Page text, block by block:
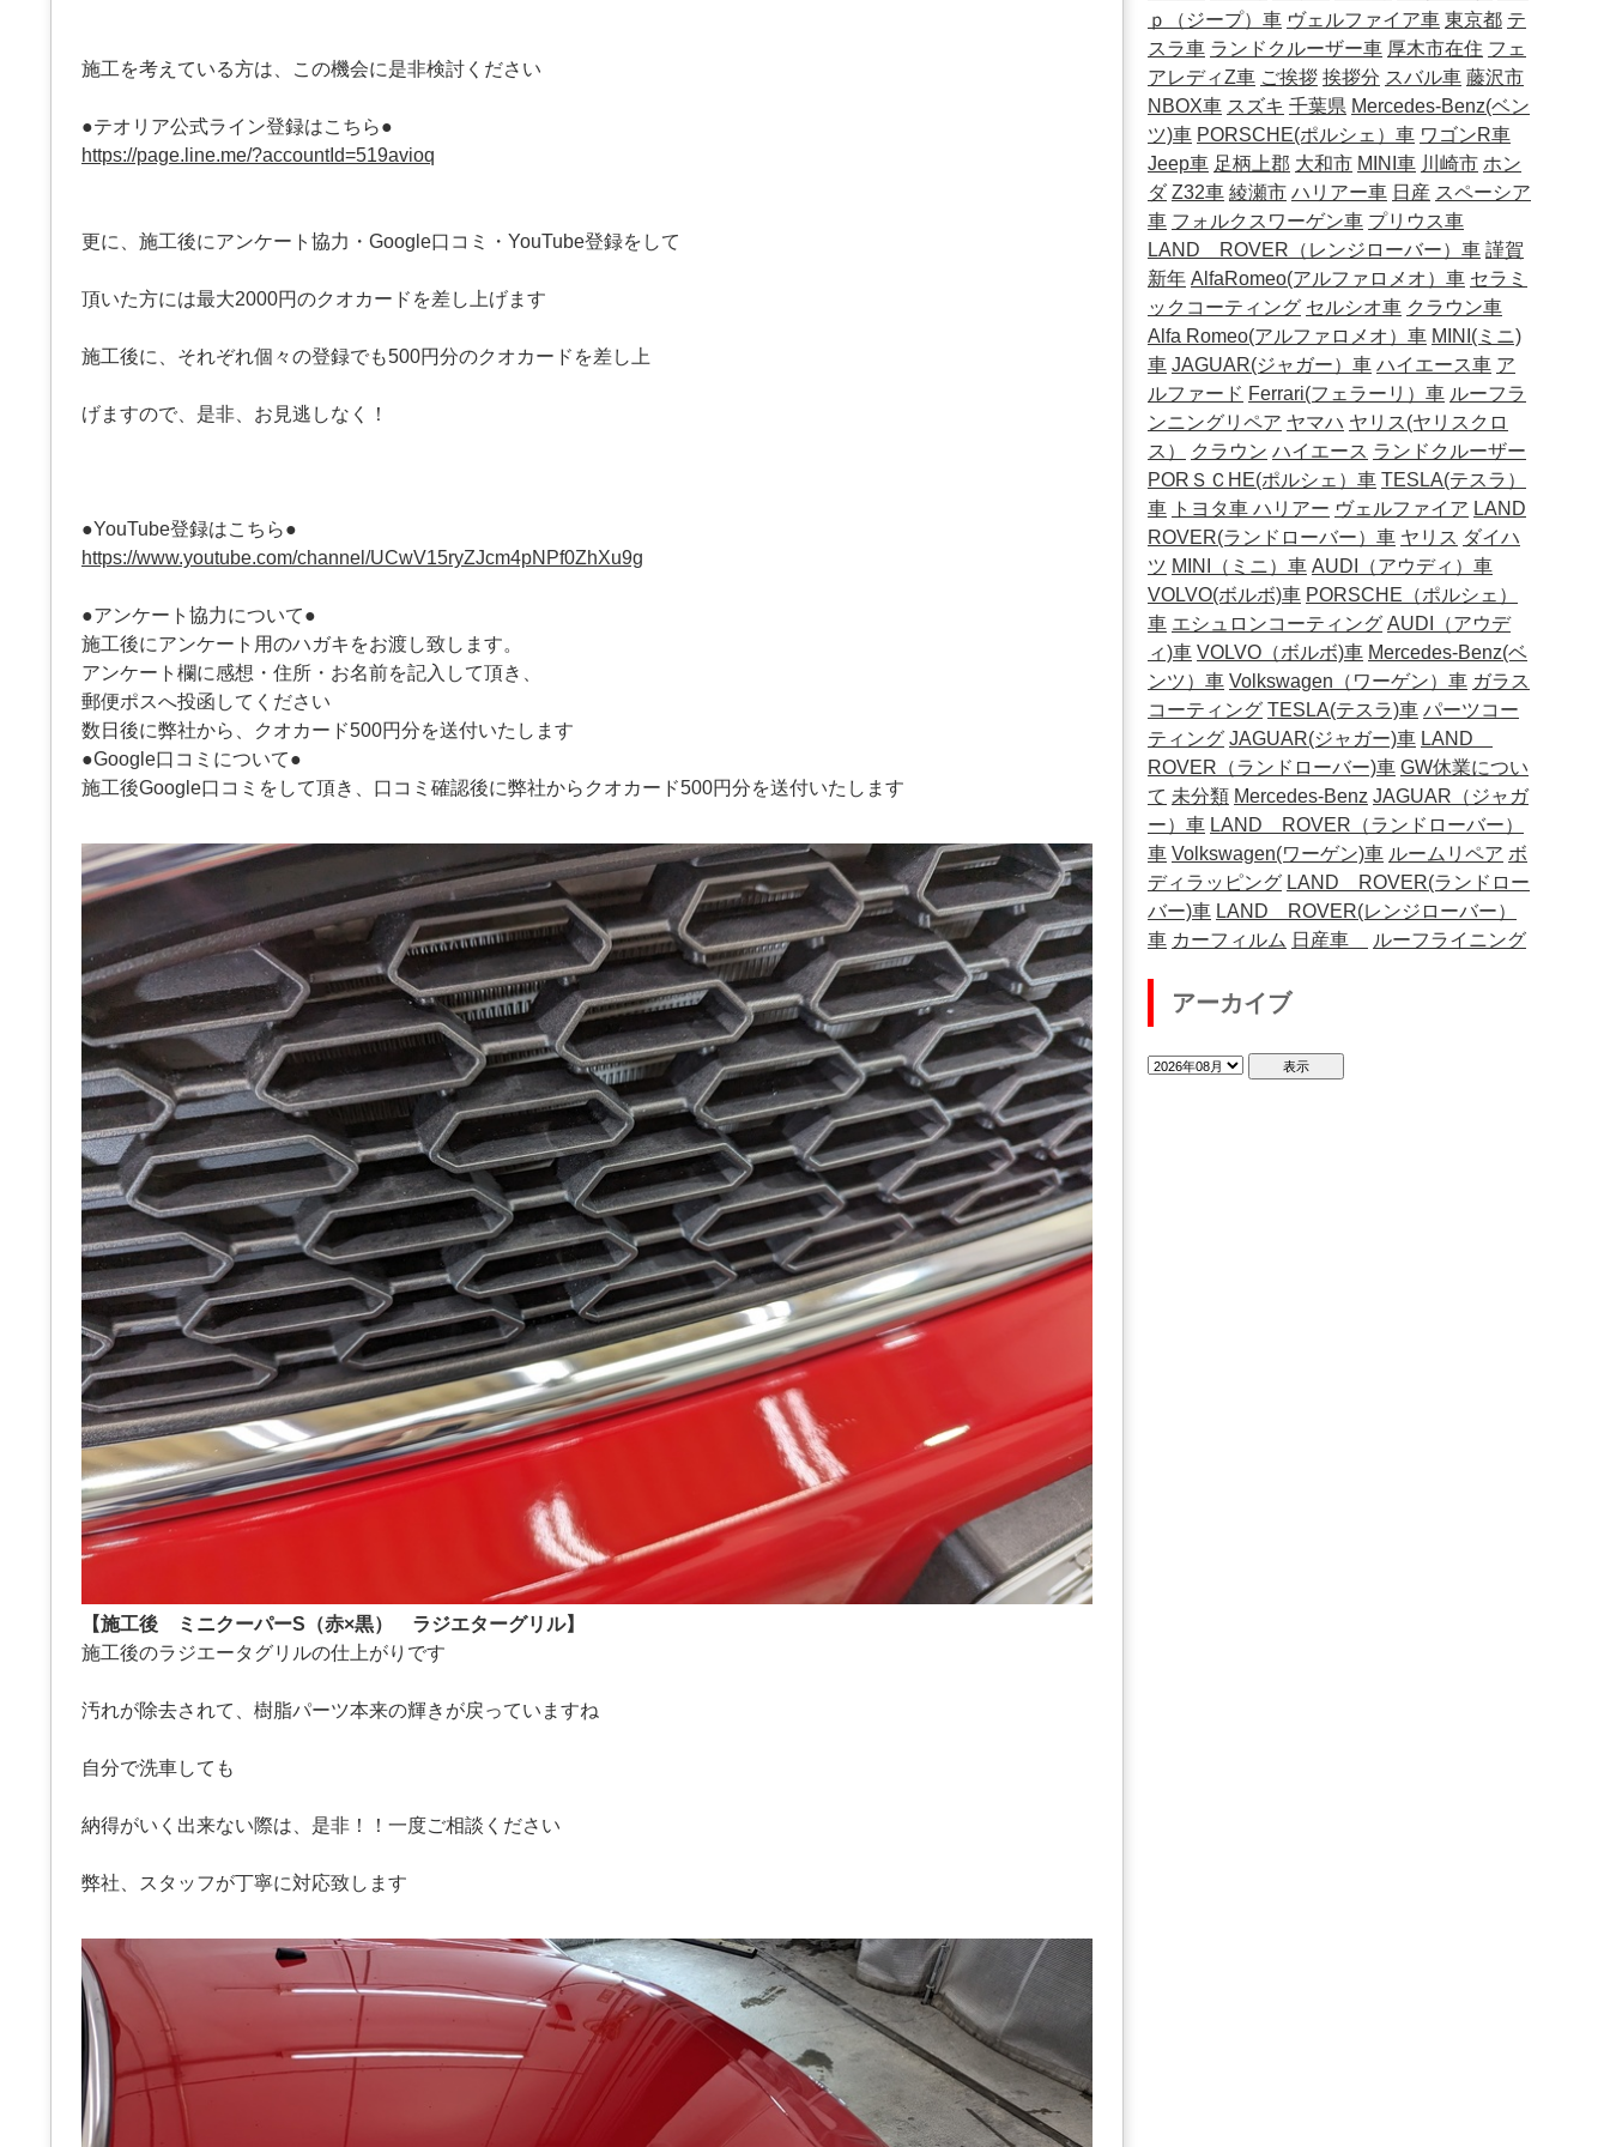
施工を考えている方は、この機会に是非検討ください
●テオリア公式ライン登録はこちら●
https://page.line.me/?accountId=519avioq
更に、施工後にアンケート協力・Google口コミ・YouTube登録をして
頂いた方には最大2000円のクオカードを差し上げます
施工後に、それぞれ個々の登録でも500円分のクオカードを差し上
げますので、是非、お見逃しなく！
●YouTube登録はこちら●
https://www.youtube.com/channel/UCwV15ryZJcm4pNPf0ZhXu9g
●アンケート協力について●
施工後にアンケート用のハガキをお渡し致します。
アンケート欄に感想・住所・お名前を記入して頂き、
郵便ポスへ投函してください
数日後に弊社から、クオカード500円分を送付いたします
●Google口コミについて●
施工後Google口コミをして頂き、口コミ確認後に弊社からクオカード500円分を送付いたします
【施工後 ミニクーパーS（赤×黒） ラジエターグリル】
施工後のラジエータグリルの仕上がりです
汚れが除去されて、樹脂パーツ本来の輝きが戻っていますね
自分で洗車しても
納得がいく出来ない際は、是非！！一度ご相談ください
弊社、スタッフが丁寧に対応致します
ｐ（ジープ）車 ヴェルファイア車 東京都 テ
スラ車 ランドクルーザー車 厚木市在住 フェ
アレディZ車 ご挨拶 挨拶分 スバル車 藤沢市
NBOX車 スズキ 千葉県 Mercedes-Benz(ベン
ツ)車 PORSCHE(ポルシェ）車 ワゴンR車
Jeep車 足柄上郡 大和市 MINI車 川崎市 ホン
ダ Z32車 綾瀬市 ハリアー車 日産 スペーシア
車 フォルクスワーゲン車 プリウス車
LAND ROVER（レンジローバー）車 謹賀
新年 AlfaRomeo(アルファロメオ）車 セラミ
ックコーティング セルシオ車 クラウン車
Alfa Romeo(アルファロメオ）車 MINI(ミニ)
車 JAGUAR(ジャガー）車 ハイエース車 ア
ルファード Ferrari(フェラーリ）車 ルーフラ
ンニングリペア ヤマハ ヤリス(ヤリスクロ
ス）
クラウン ハイエース ランドクルーザー
PORＳＣHE(ポルシェ）車 TESLA(テスラ）
車 トヨタ車 ハリアー ヴェルファイア LAND
ROVER(ランドローバー）車 ヤリス ダイハ
ツ MINI（ミニ）車 AUDI（アウディ）車
VOLVO(ボルボ)車 PORSCHE（ポルシェ）
車 エシュロンコーティング AUDI（アウデ
ィ)車 VOLVO（ボルボ)車 Mercedes-Benz(ベ
ンツ）車 Volkswagen（ワーゲン）車 ガラス
コーティング TESLA(テスラ)車 パーツコー
ティング JAGUAR(ジャガー)車 LAND
ROVER（ランドローバー)車 GW休業につい
て 未分類 Mercedes-Benz JAGUAR（ジャガ
ー）車 LAND ROVER（ランドローバー）
車 Volkswagen(ワーゲン)車 ルームリペア ボ
ディラッピング LAND ROVER(ランドロー
バー)車 LAND ROVER(レンジローバー）
車 カーフィルム 日産車 ルーフライニング
アーカイブ